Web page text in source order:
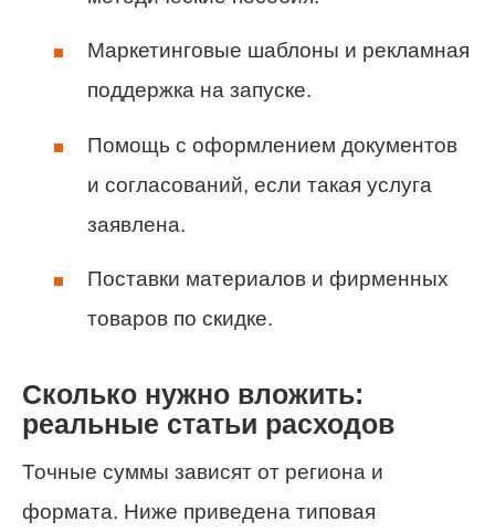
Маркетинговые шаблоны и рекламная
поддержка на запуске.
Помощь с оформлением документов
и согласований, если такая услуга
заявлена.
Поставки материалов и фирменных
товаров по скидке.
Сколько нужно вложить:
реальные статьи расходов
Точные суммы зависят от региона и
формата. Ниже приведена типовая